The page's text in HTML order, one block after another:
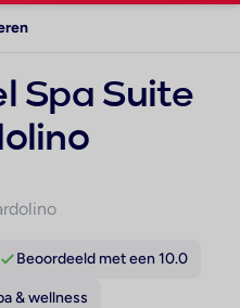
Spa Suite
Beoordeeld met een 10.0
& wellness